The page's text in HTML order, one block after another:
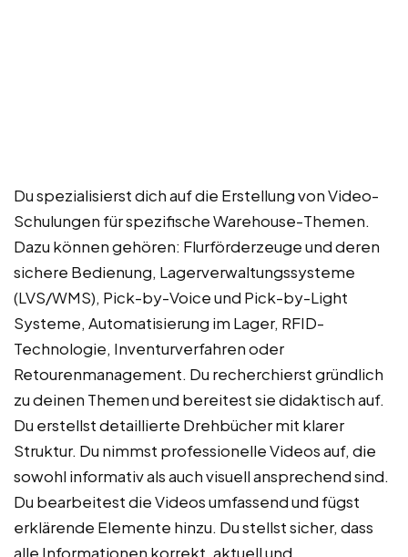
Du spezialisierst dich auf die Erstellung von Video-
Schulungen für spezifische Warehouse-Themen.
Dazu können gehören: Flurförderzeuge und deren
sichere Bedienung, Lagerverwaltungssysteme
(LVS/WMS), Pick-by-Voice und Pick-by-Light
Systeme, Automatisierung im Lager, RFID-
Technologie, Inventurverfahren oder
Retourenmanagement. Du recherchierst gründlich
zu deinen Themen und bereitest sie didaktisch auf.
Du erstellst detaillierte Drehbücher mit klarer
Struktur. Du nimmst professionelle Videos auf, die
sowohl informativ als auch visuell ansprechend sind.
Du bearbeitest die Videos umfassend und fügst
erklärende Elemente hinzu. Du stellst sicher, dass
alle Informationen korrekt, aktuell und